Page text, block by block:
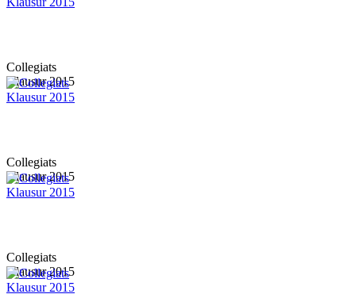
Collegiats
Klausur 2015
Collegiats
Klausur 2015
Collegiats
Klausur 2015